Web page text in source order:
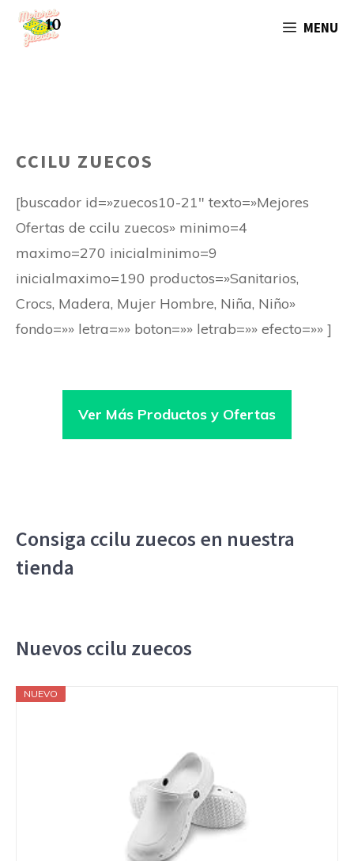
Saltar
MENU
CCILU ZUECOS
[buscador id=»zuecos10-21″ texto=»Mejores
Ofertas de ccilu zuecos» minimo=4
maximo=270 inicialminimo=9
inicialmaximo=190 productos=»Sanitarios,
Crocs, Madera, Mujer Hombre, Niña, Niño»
fondo=»» letra=»» boton=»» letrab=»» efecto=»» ]
Ver Más Productos y Ofertas
Consiga ccilu zuecos en nuestra
tienda
Nuevos ccilu zuecos
NUEVO